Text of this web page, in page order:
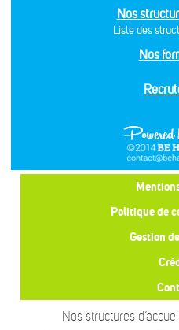
Nos
Liste des
Nos
Politique de
Gestion
Nos structures